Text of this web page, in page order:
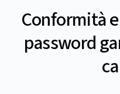
Conformità
password